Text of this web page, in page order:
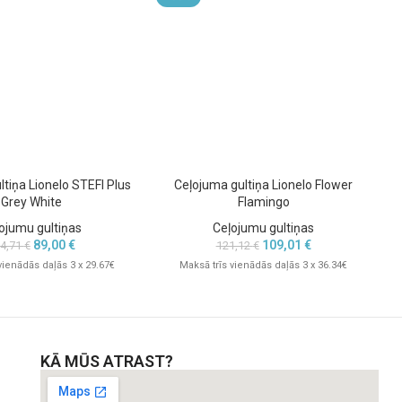
Lionelo STEFI Plus
Grey White
gultiņas
€ 89,00€
daļās 3 x 29.67€
Ceļojuma gultiņa Lionelo Flower
Flamingo
Ceļojumu gultiņas
121,12€ 109,01 €
Maksā trīs vienādās daļās 3 x 36.34€
KĀ MŪS ATRAST?